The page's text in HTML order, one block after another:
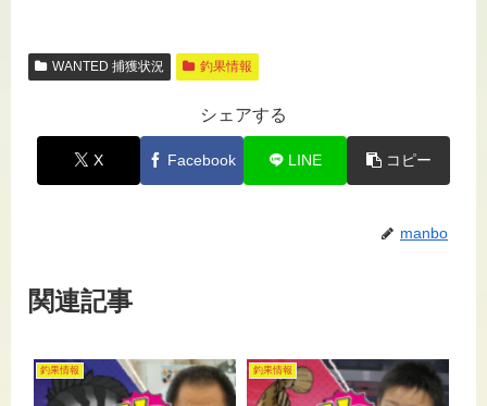
WANTED 捕獲状況 釣果情報
シェアする
X Facebook LINE コピー
manbo
関連記事
釣果情報 釣果情報